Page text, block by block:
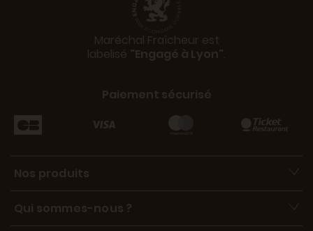
Maréchal Fraîcheur est
labelisé "Engagé à Lyon".
Paiement sécurisé
Nos produits
Qui sommes-nous ?